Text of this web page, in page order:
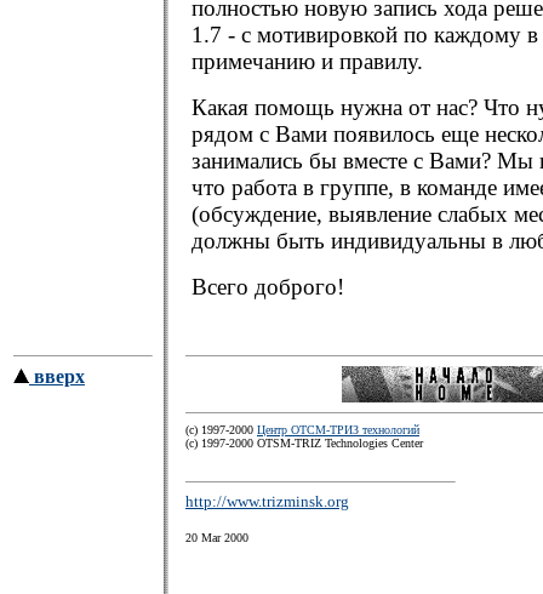
полностью новую запись хода
1.7 - с мотивировкой по каждому в
примечанию и правилу.
Какая помощь нужна от нас? Что
рядом с Вами появилось еще
занимались бы вместе с Вами?
что работа в группе, в команде
(обсуждение, выявление слабых
должны быть индивидуальны в
Всего доброго!
вверх
(с) 1997-2000 Центр ОТСМ-ТРИЗ технологий
(с) 1997-2000 OTSM-TRIZ Technologies Center
http://www.trizminsk.org
20 Mar 2000